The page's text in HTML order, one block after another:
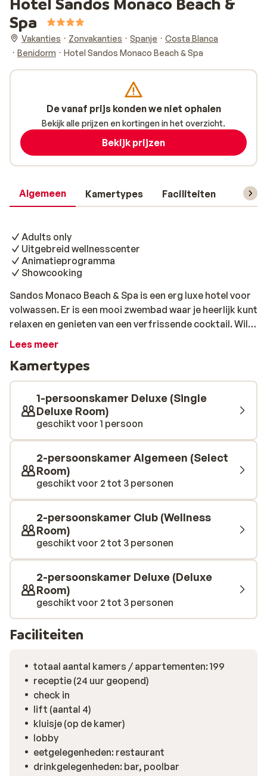
Spa
Vakanties Zonvakanties Spanje
Costa Blanca
Benidorm
Hotel Sandos Monaco Beach & Spa
Algemeen Kamertypes Faciliteiten
Adults only
Uitgebreid wellnesscenter
Animatieprogramma
Showcooking
Sandos Monaco Beach & Spa is een erg luxe hotel voor
volwassen. Er is een mooi zwembad waar je heerlijk kunt
relaxen en genieten van een verfrissende cocktail. Wil je
echt even tot rust komen? Dat kan! Het hotel beschikt
bad, maar ook is er de mogelijkheid om lekker weg te
dromen tijdens een weldadige
schoonheidsbehandeling. Voor wie liever wat actiever
bezig is, is er een fitnessruimte en een
animatieprogramma. Er wordt van alles georganiseerd:
van danslessen en aerobics tot volleybal en tafeltennis.
Na elke heerlijke vakantiedag schuif je aan in het
buffetrestaurant, dat smakelijke internationale
gerechten aanbiedt en waar sommige gerechten voor
je klaargemaakt worden door de kok waar je bij staat.
Lees meer
Kamertypes
1-persoonskamer Deluxe (Single
Deluxe Room)
geschikt voor 1 persoon
2-persoonskamer Algemeen (Select
Room)
geschikt voor 2 tot 3 personen
2-persoonskamer Club (Wellness
Room)
geschikt voor 2 tot 3 personen
2-persoonskamer Deluxe (Deluxe
Room)
geschikt voor 2 tot 3 personen
Faciliteiten
totaal aantal kamers / appartementen: 199
receptie (24 uur geopend)
check in
lift (aantal 4)
kluisje (op de kamer)
lobby
eetgelegenheden: restaurant
drinkgelegenheden: bar, poolbar
De vanaf prijs konden we niet ophalen
Bekijk alle prijzen en kortingen in het overzicht.
Bekijk prijzen